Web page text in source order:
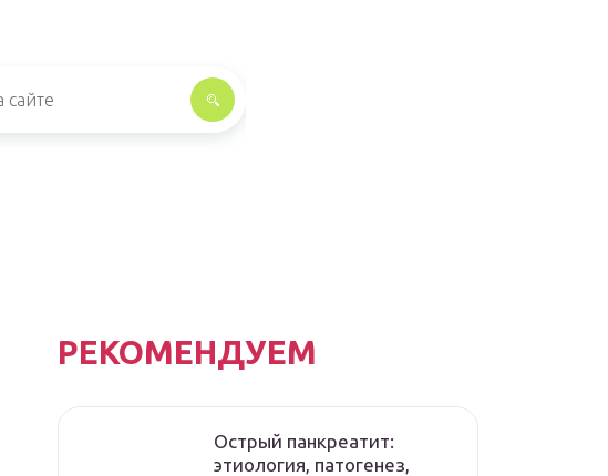
РЕКОМЕНДУЕМ
Острый панкреатит:
этиология, патогенез,